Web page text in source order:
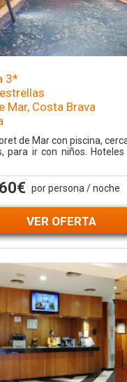
3*
Mar, Costa Brava
de Mar con piscina,
para ir con niños.
por persona / noche
VER OFERTA